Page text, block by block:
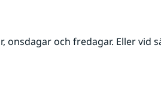
onsdagar och fredagar. Eller vid